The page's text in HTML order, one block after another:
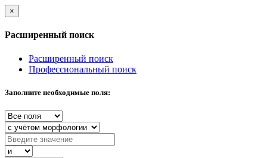
×
Расширенный поиск
Расширенный поиск
Профессиональный поиск
Заполните необходимые поля: